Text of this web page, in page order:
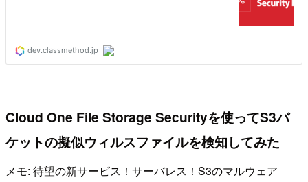
Cloud One File Storage Securityを使ってS3バ
ケットの擬似ウィルスファイルを検知してみた
メモ: 待望の新サービス！サーバレス！S3のマルウェア